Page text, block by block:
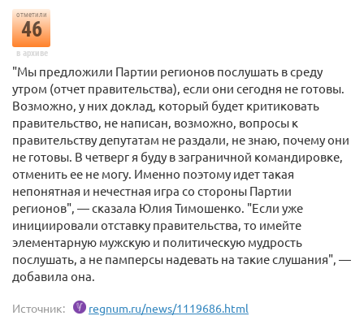
отметили
46
в архиве
"Мы предложили Партии регионов послушать в среду
утром (отчет правительства), если они сегодня не готовы.
Возможно, у них доклад, который будет критиковать
правительство, не написан, возможно, вопросы к
правительству депутатам не раздали, не знаю, почему они
не готовы. В четверг я буду в заграничной командировке,
отменить ее не могу. Именно поэтому идет такая
непонятная и нечестная игра со стороны Партии
регионов", — сказала Юлия Тимошенко. "Если уже
инициировали отставку правительства, то имейте
элементарную мужскую и политическую мудрость
послушать, а не памперсы надевать на такие слушания", —
добавила она.
Источник: regnum.ru/news/1119686.html